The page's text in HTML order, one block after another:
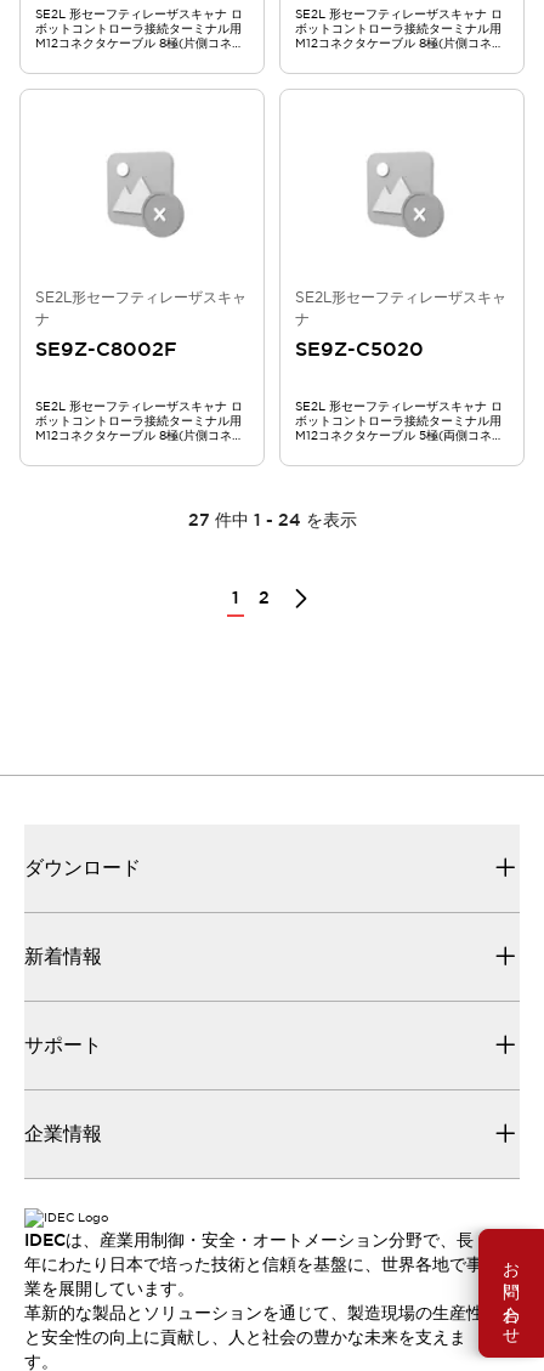
お問い合わせ
SE2L 形セーフティレーザスキャナ ロ
ボットコントローラ接続ターミナル用
M12コネクタケーブル 8極(片側コネク
SE2L 形セーフティレーザスキャナ ロ
ボットコントローラ接続ターミナル用
M12コネクタケーブル 8極(片側コネク
SE2L形セーフティレーザスキャ
ナ
SE9Z-C8002F
SE2L 形セーフティレーザスキャナ ロ
ボットコントローラ接続ターミナル用
M12コネクタケーブル 8極(片側コネク
SE2L形セーフティレーザスキャ
ナ
SE9Z-C5020
SE2L 形セーフティレーザスキャナ ロ
ボットコントローラ接続ターミナル用
M12コネクタケーブル 5極(両側コネク
27 件中 1 - 24 を表示
1 2
ダウンロード
新着情報
サポート
企業情報
IDECは、産業用制御・安全・オートメーション分野で、長
年にわたり日本で培った技術と信頼を基盤に、世界各地で事
業を展開しています。
革新的な製品とソリューションを通じて、製造現場の生産性
と安全性の向上に貢献し、人と社会の豊かな未来を支えま
す。